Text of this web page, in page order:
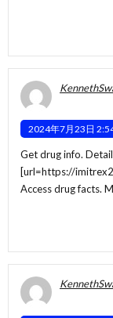
2024年7月23日
Get drug info.
[url=https://
Access drug facts.